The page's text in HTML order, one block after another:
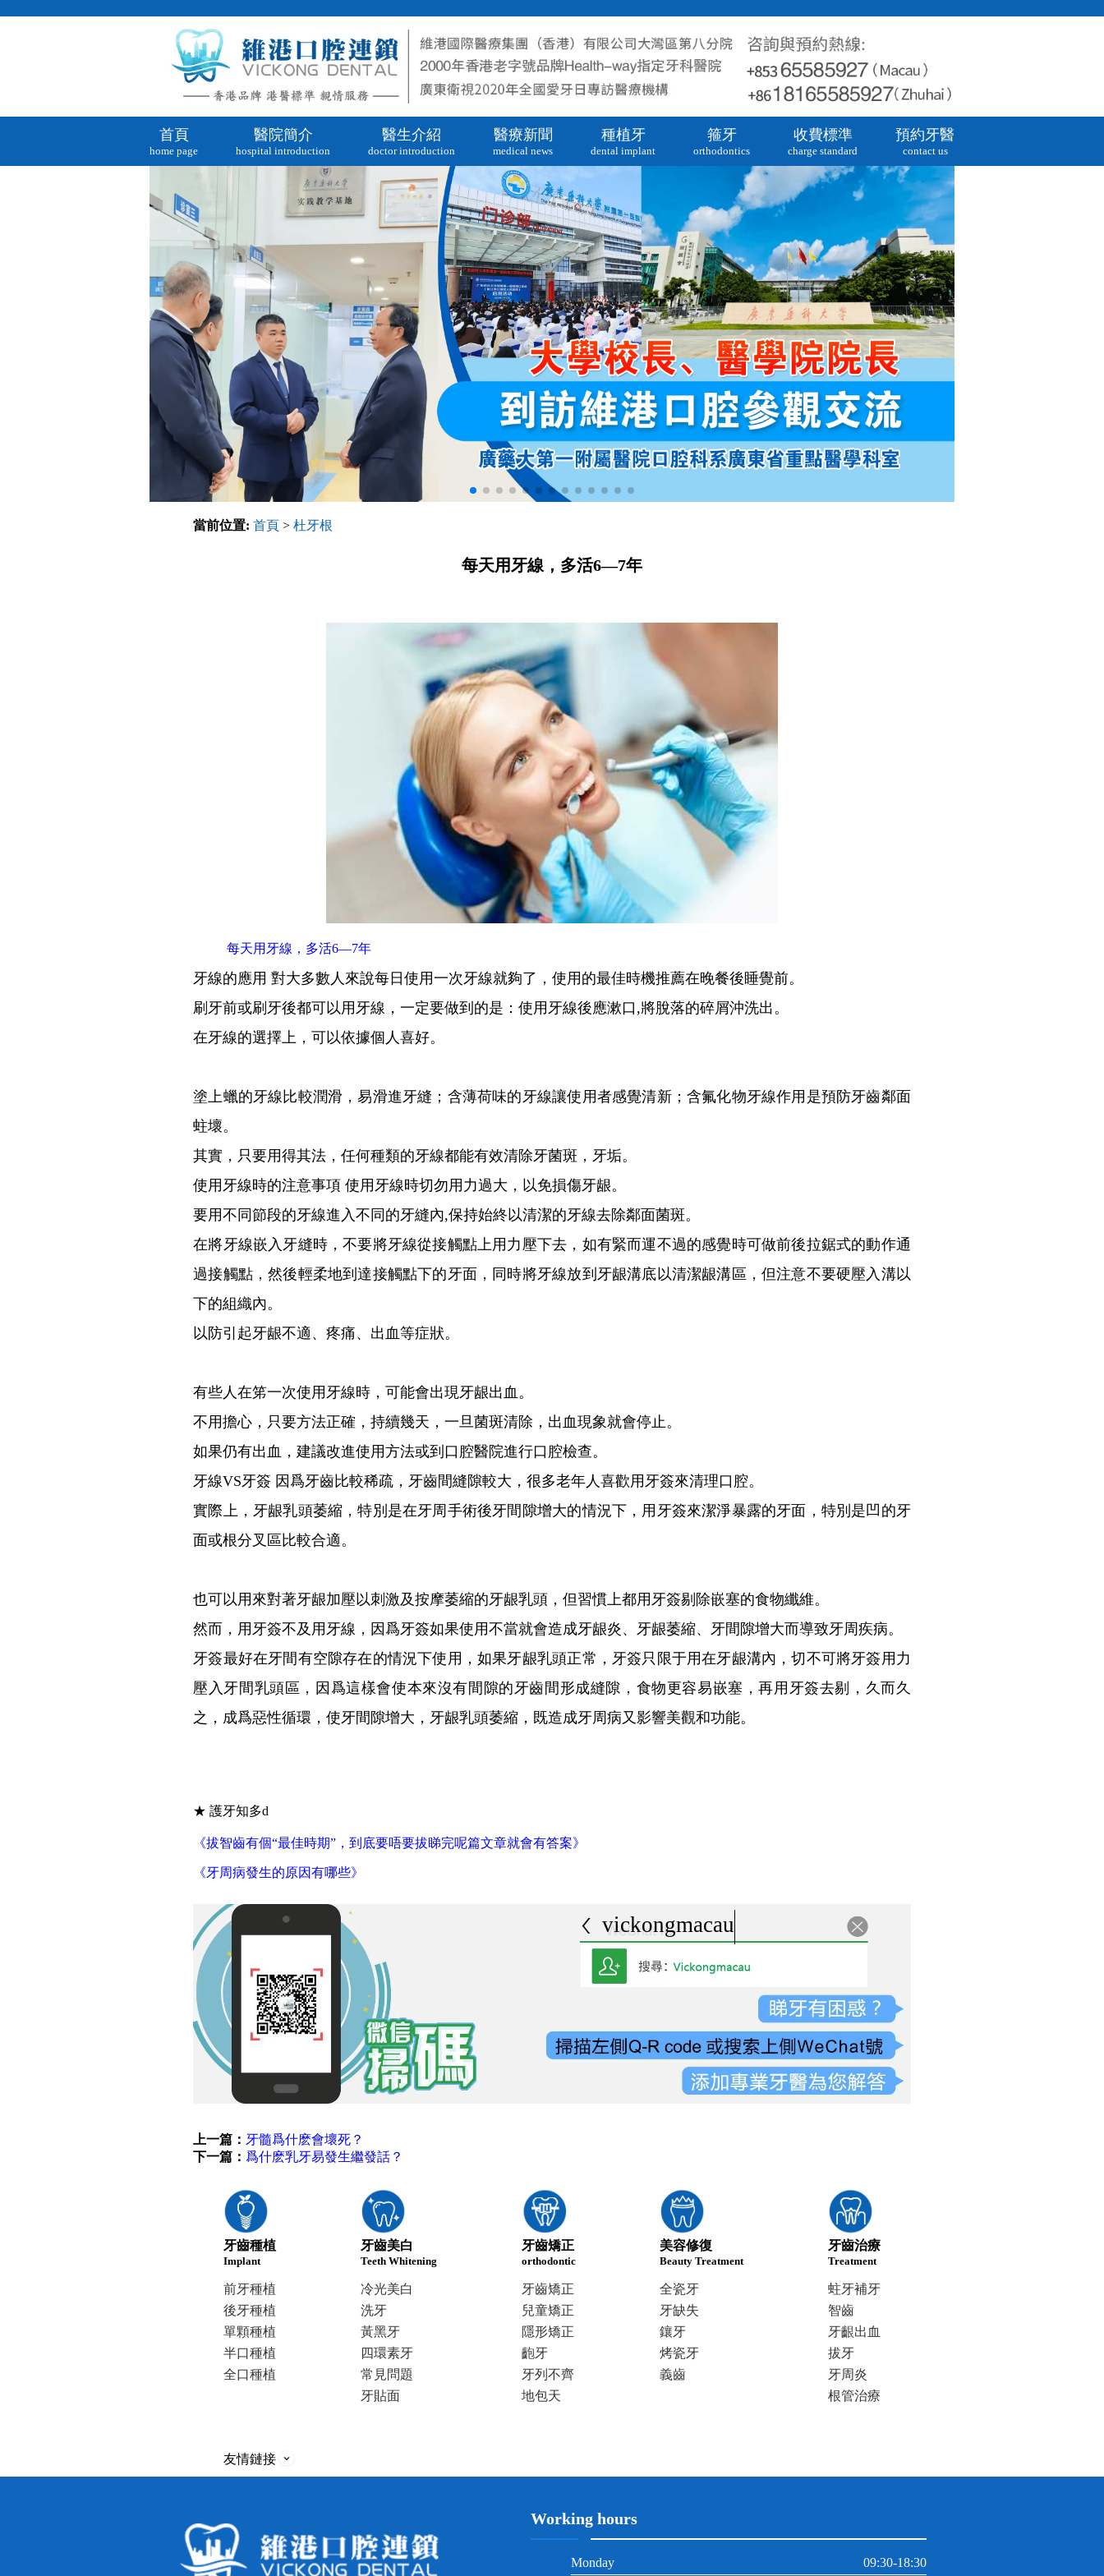
首頁
home page
醫院簡介
hospital introduction
醫生介紹
doctor introduction
醫療新聞
medical news
種植牙
dental implant
箍牙
orthodontics
收費標準
charge standard
預約牙醫
contact us
當前位置: 首頁 >杜牙根
每天用牙線，多活6—7年
每天用牙線，多活6—7年
牙線的應用 對大多數人來說每日使用一次牙線就夠了，使用的最佳時機推薦在晚餐後睡覺前。
刷牙前或刷牙後都可以用牙線，一定要做到的是：使用牙線後應漱口,將脫落的碎屑沖洗出。
在牙線的選擇上，可以依據個人喜好。
塗上蠟的牙線比較潤滑，易滑進牙縫；含薄荷味的牙線讓使用者感覺清新；含氟化物牙線作用是預防牙齒鄰面
蛀壞。
其實，只要用得其法，任何種類的牙線都能有效清除牙菌斑，牙垢。
使用牙線時的注意事項 使用牙線時切勿用力過大，以免損傷牙龈。
要用不同節段的牙線進入不同的牙縫內,保持始終以清潔的牙線去除鄰面菌斑。
在將牙線嵌入牙縫時，不要將牙線從接觸點上用力壓下去，如有緊而運不過的感覺時可做前後拉鋸式的動作通
過接觸點，然後輕柔地到達接觸點下的牙面，同時將牙線放到牙龈溝底以清潔龈溝區，但注意不要硬壓入溝以
下的組織內。
以防引起牙龈不適、疼痛、出血等症狀。
有些人在笫一次使用牙線時，可能會出現牙龈出血。
不用擔心，只要方法正確，持續幾天，一旦菌斑清除，出血現象就會停止。
如果仍有出血，建議改進使用方法或到口腔醫院進行口腔檢查。
牙線VS牙簽 因爲牙齒比較稀疏，牙齒間縫隙較大，很多老年人喜歡用牙簽來清理口腔。
實際上，牙龈乳頭萎縮，特別是在牙周手術後牙間隙增大的情況下，用牙簽來潔淨暴露的牙面，特別是凹的牙
面或根分叉區比較合適。
也可以用來對著牙龈加壓以刺激及按摩萎縮的牙龈乳頭，但習慣上都用牙簽剔除嵌塞的食物纖維。
然而，用牙簽不及用牙線，因爲牙簽如果使用不當就會造成牙龈炎、牙龈萎縮、牙間隙增大而導致牙周疾病。
牙簽最好在牙間有空隙存在的情況下使用，如果牙龈乳頭正常，牙簽只限于用在牙龈溝內，切不可將牙簽用力
壓入牙間乳頭區，因爲這樣會使本來沒有間隙的牙齒間形成縫隙，食物更容易嵌塞，再用牙簽去剔，久而久
之，成爲惡性循環，使牙間隙增大，牙龈乳頭萎縮，既造成牙周病又影響美觀和功能。
★ 護牙知多d
《拔智齒有個“最佳時期”，到底要唔要拔睇完呢篇文章就會有答案》
《牙周病發生的原因有哪些》
vickongmacau
上一篇： 牙髓爲什麽會壞死？
下一篇： 爲什麽乳牙易發生繼發話？
牙齒種植
Implant
前牙種植
後牙種植
單顆種植
半口種植
全口種植
牙齒美白
Teeth Whitening
冷光美白
洗牙
黃黑牙
四環素牙
常見問題
牙貼面
牙齒矯正
orthodontic
牙齒矯正
兒童矯正
隱形矯正
齙牙
牙列不齊
地包天
美容修復
Beauty Treatment
全瓷牙
牙缺失
鑲牙
烤瓷牙
義齒
牙齒治療
Treatment
蛀牙補牙
智齒
牙齦出血
拔牙
牙周炎
根管治療
友情鏈接
Working hours
Monday 09:30-18:30